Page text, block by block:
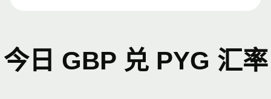
今日 GBP 兑 PYG 汇率